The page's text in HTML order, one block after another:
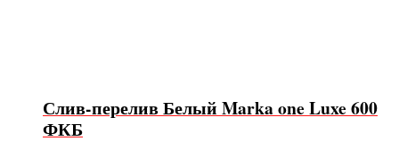
Слив-перелив Белый Marka one Luxe 600
ФКБ